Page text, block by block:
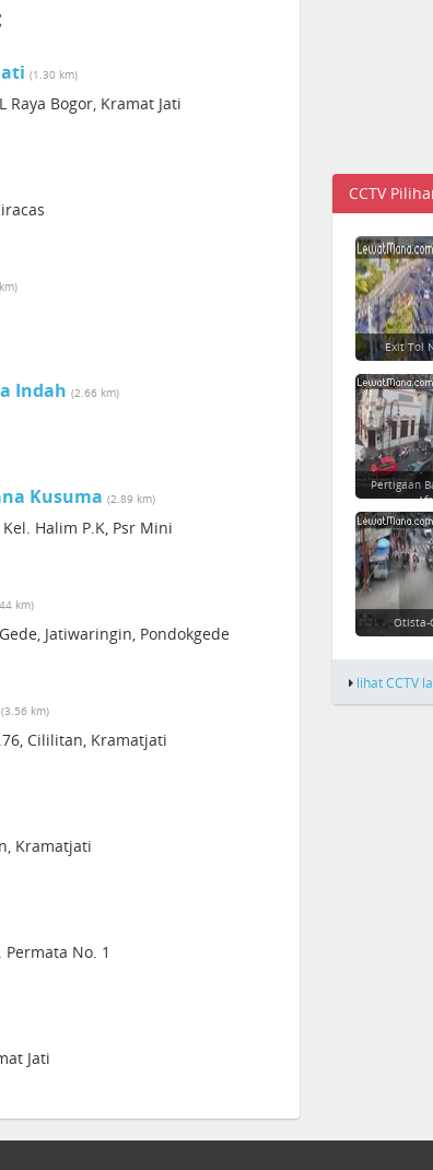
(1.30 km)
Raya Bogor, Kramat Jati
Indah (2.66 km)
Kusuma (2.89 km)
Halim P.K, Psr Mini
km)
Jatiwaringin, Pondokgede
(3.56 km)
Cililitan, Kramatjati
Kramatjati
No. 1
Jati
CCTV
Exit Tol
Pertigaan
Otista-
lihat CCTV